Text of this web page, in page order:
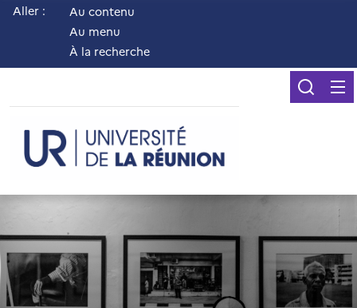
Aller :
Au contenu
Au menu
À la recherche